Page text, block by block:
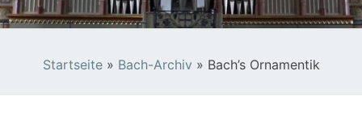
Startseite» Bach-Archiv » Bach’s Ornamentik